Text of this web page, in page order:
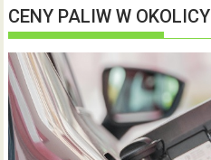
CENY PALIW W OKOLICY